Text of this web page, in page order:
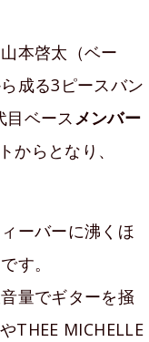
本啓太（ベー
成る3ピースバン
目ベースメンバー
からとなり、
ーバーに沸くほ
す。
量でギターを掻
THEE MICHELLE